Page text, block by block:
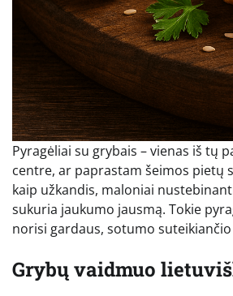
Pyragėliai su grybais – vienas iš tų
centre, ar paprastam šeimos pietų
kaip užkandis, maloniai
sukuria jaukumo jausmą. Tokie
norisi gardaus, sotumo
Grybų vaidmuo